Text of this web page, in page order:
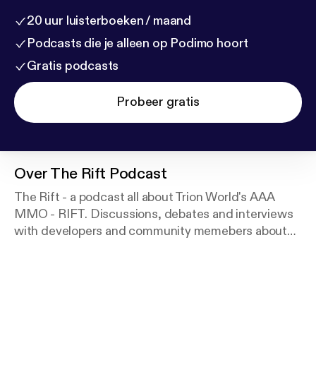
20 uur luisterboeken / maand
Podcasts die je alleen op Podimo hoort
Gratis podcasts
Probeer gratis
OverThe Rift Podcast
The Rift - a podcast all about Trion World's AAA
MMO - RIFT. Discussions, debates and interviews
with developers and community memebers about